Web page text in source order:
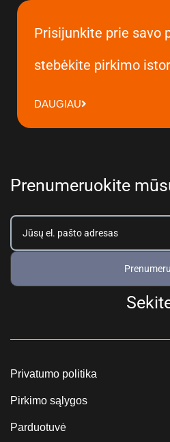
Prisijunkite prie savo
stebėkite pirkimo
DAUGIAU
Prenumeruokite
Privatumo politika
Pirkimo sąlygos
Parduotuvė